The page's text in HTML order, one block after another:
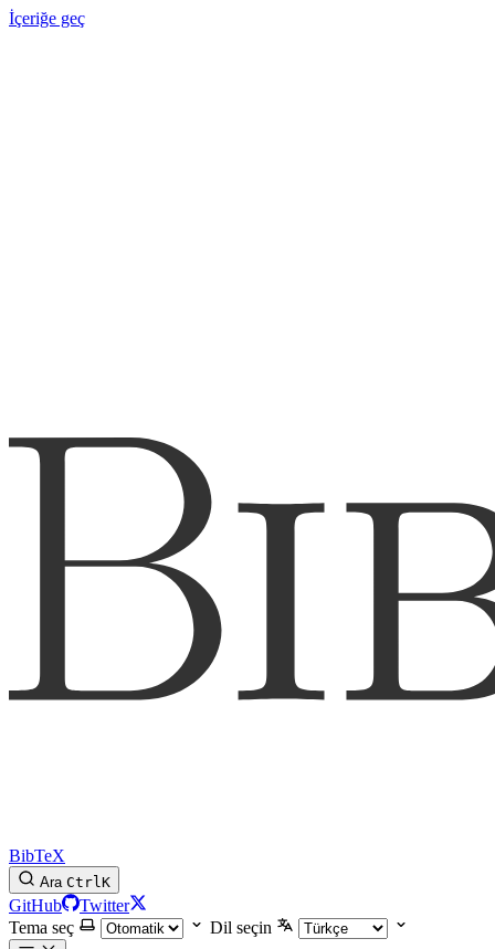
İçeriğe geç
BibTeX
Ara CtrlK
GitHub
Twitter
Tema seç
Dil seçin